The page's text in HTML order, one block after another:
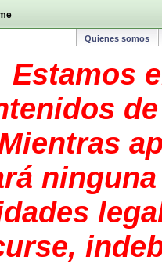
Quienes somos
Estamos